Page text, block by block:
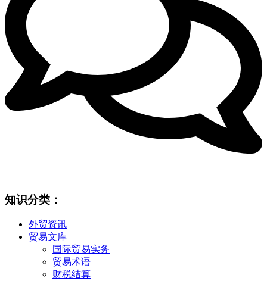
知识分类：
外贸资讯
贸易文库
国际贸易实务
贸易术语
财税结算